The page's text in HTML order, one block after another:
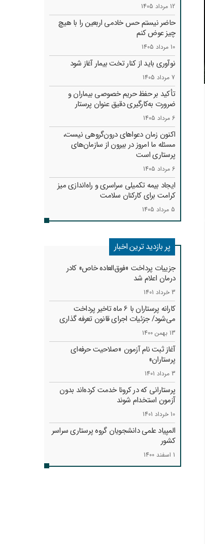
12 مرداد 1405
حاضر نیستم حس خادمی اربعین را با هیچ
چیز عوض کنم
10 مرداد 1405
نوآوری باید از کنار تخت بیمار آغاز شود
7 مرداد 1405
تأکید بر حفظ حریم خصوصی بیماران و
ضرورت به‌کارگیری دقیق عنوان پرستار
6 مرداد 1405
اکنون زمان دعواهای درون‌گروهی نیست،
مسئله ما امروز در بیرون از سازمان‌های
پرستاری است
6 مرداد 1405
ایجاد بیمه تکمیلی سراسری و راه‌اندازی میز
کرامت برای کارکنان سلامت
5 مرداد 1405
پر بازدید ترین اخبار
جزییات پرداخت «فوق‌العاده خاص» کادر
درمان اعلام شد
3 خرداد 1401
کارانه‌ پرستاران با 6 ماه تاخیر پرداخت
می‌شود/ جزئیات اجرای قانون تعرفه گذاری
13 بهمن 1400
آغاز ثبت نام آزمون «صلاحیت حرفه‌ای
پرستاران»
3 مرداد 1401
پرستارانی که در کرونا خدمت کرد‌ه‌اند بدون
آزمون استخدام شوند
10 خرداد 1401
المپیاد علمی دانشجویان گروه پرستاری سراسر
کشور
1 اسفند 1400